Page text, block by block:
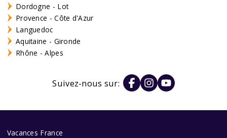
Dordogne - Lot
Provence - Côte d'Azur
Languedoc
Aquitaine - Gironde
Rhône - Alpes
Suivez-nous sur:
Vacances France